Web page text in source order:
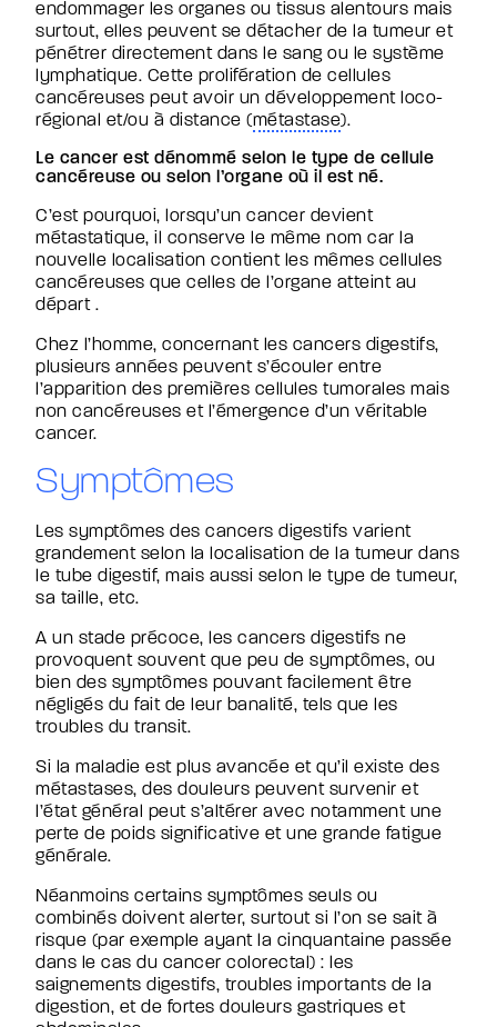
endommager les organes ou tissus alentours mais
surtout, elles peuvent se détacher de la tumeur et
pénétrer directement dans le sang ou le système
lymphatique. Cette prolifération de cellules
cancéreuses peut avoir un développement loco-
régional et/ou à distance (métastase).
Le cancer est dénommé selon le type de cellule
cancéreuse ou selon l’organe où il est né.
C’est pourquoi, lorsqu’un cancer devient
métastatique, il conserve le même nom car la
nouvelle localisation contient les mêmes cellules
cancéreuses que celles de l’organe atteint au
départ .
Chez l’homme, concernant les cancers digestifs,
plusieurs années peuvent s’écouler entre
l’apparition des premières cellules tumorales mais
non cancéreuses et l’émergence d’un véritable
cancer.
Symptômes
Les symptômes des cancers digestifs varient
grandement selon la localisation de la tumeur dans
le tube digestif, mais aussi selon le type de tumeur,
sa taille, etc.
A un stade précoce, les cancers digestifs ne
provoquent souvent que peu de symptômes, ou
bien des symptômes pouvant facilement être
négligés du fait de leur banalité, tels que les
troubles du transit.
Si la maladie est plus avancée et qu’il existe des
métastases, des douleurs peuvent survenir et
l’état général peut s’altérer avec notamment une
perte de poids significative et une grande fatigue
générale.
Néanmoins certains symptômes seuls ou
combinés doivent alerter, surtout si l’on se sait à
risque (par exemple ayant la cinquantaine passée
dans le cas du cancer colorectal) : les
saignements digestifs, troubles importants de la
digestion, et de fortes douleurs gastriques et